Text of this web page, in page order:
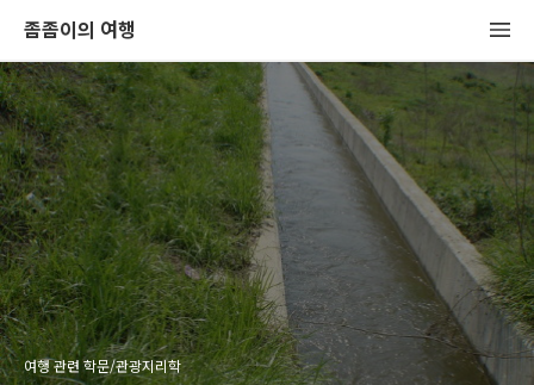
좀좀이의 여행
여행 관련 학문/관광지리학